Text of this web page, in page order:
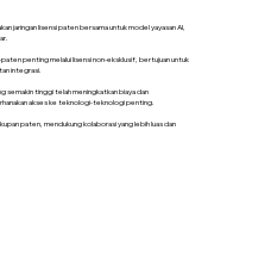
jaringan lisensi paten bersama untuk model yayasan AI,
penting melalui lisensi non-eksklusif, bertujuan untuk
integrasi.
semakin tinggi telah meningkatkan biaya dan
akses ke teknologi-teknologi penting.
paten, mendukung kolaborasi yang lebih luas dan